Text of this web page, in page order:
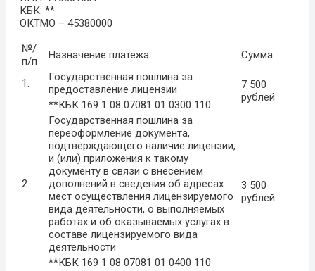
КБК: **
ОКТМО – 45380000
№/
п/п
Назначение платежа Сумма
1.
Государственная пошлина за
предоставление лицензии
7 500
рублей
**КБК 169 1 08 07081 01 0300 110
2.
Государственная пошлина за
переоформление документа,
подтверждающего наличие лицензии,
и (или) приложения к такому
документу в связи с внесением
дополнений в сведения об адресах
мест осуществления лицензируемого
вида деятельности, о выполняемых
работах и об оказываемых услугах в
составе лицензируемого вида
деятельности
3 500
рублей
**КБК 169 1 08 07081 01 0400 110